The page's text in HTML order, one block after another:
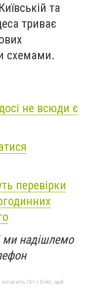
та
триває
схемами.
не всюди є
перевірки
ми надішлемо
Ctrl + Enter, щоб